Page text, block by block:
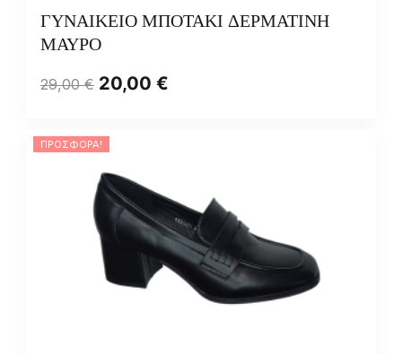
ΓΥΝΑΙΚΕΙΟ ΜΠΟΤΑΚΙ ΔΕΡΜΑΤΙΝΗ
ΜΑΥΡΟ
29,00€ 20,00 €
ΠΡΟΣΦΟΡΆ!